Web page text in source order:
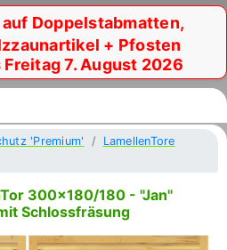
auf Doppelstabmatten,
+ Pfosten
7. August 2026
'Premium' LamellenTore
300x180/180 - "Jan"
Schlossfräsung